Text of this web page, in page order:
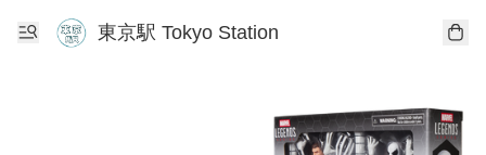
東京駅 Tokyo Station